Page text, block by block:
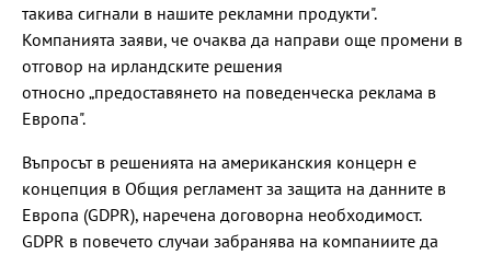
такива сигнали в нашите рекламни продукти".
Компанията заяви, че очаква да направи още промени в
отговор на ирландските решения
относно „предоставянето на поведенческа реклама в
Европа".
Въпросът в решенията на американския концерн е
концепция в Общия регламент за защита на данните в
Европа (GDPR), наречена договорна необходимост.
GDPR в повечето случаи забранява на компаниите да